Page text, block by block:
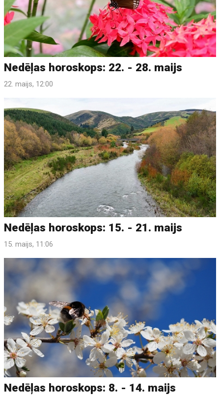
Nedēļas horoskops: 22. - 28. maijs
22. maijs, 12:00
Nedēļas horoskops: 15. - 21. maijs
15. maijs, 11:06
Nedēļas horoskops: 8. - 14. maijs